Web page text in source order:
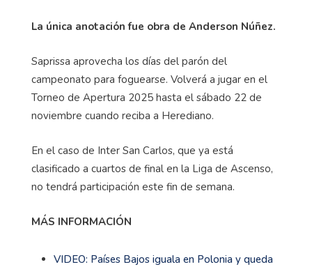
La única anotación fue obra de Anderson Núñez.
Saprissa aprovecha los días del parón del
campeonato para foguearse. Volverá a jugar en el
Torneo de Apertura 2025 hasta el sábado 22 de
noviembre cuando reciba a Herediano.
En el caso de Inter San Carlos, que ya está
clasificado a cuartos de final en la Liga de Ascenso,
no tendrá participación este fin de semana.
MÁS INFORMACIÓN
VIDEO: Países Bajos iguala en Polonia y queda